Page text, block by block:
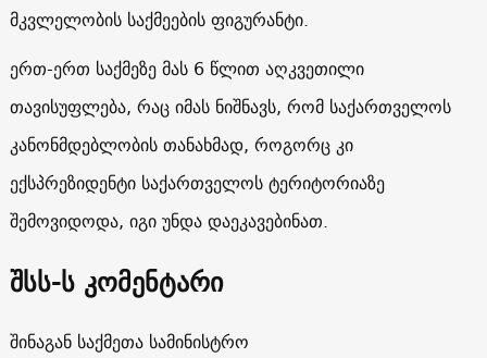
მკვლელობის საქმეების ფიგურანტი.
ერთ-ერთ საქმეზე მას 6 წლით აღკვეთილი
თავისუფლება, რაც იმას ნიშნავს, რომ საქართველოს
კანონმდებლობის თანახმად, როგორც კი
ექსპრეზიდენტი საქართველოს ტერიტორიაზე
შემოვიდოდა, იგი უნდა დაეკავებინათ.
შსს-ს კომენტარი
შინაგან საქმეთა სამინისტრო